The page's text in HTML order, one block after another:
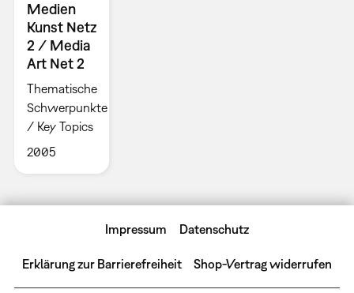
Medien
Kunst Netz
2 / Media
Art Net 2
Thematische
Schwerpunkte
/ Key Topics
2005
Impressum Datenschutz
Erklärung zur Barrierefreiheit Shop-Vertrag widerrufen